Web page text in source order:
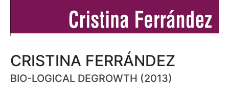
CRISTINA FERRÁNDEZ
BIO-LOGICAL DEGROWTH (2013)